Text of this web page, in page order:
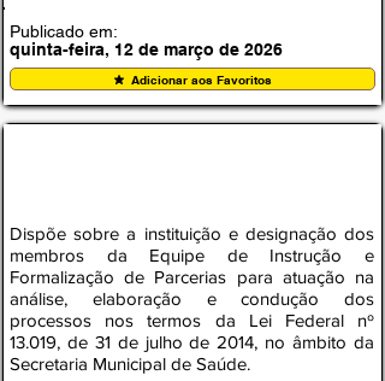
Publicado em:
quinta-feira, 12 de março de 2026
Adicionar aos Favoritos
Dispõe sobre a instituição e designação dos
membros da Equipe de Instrução e
Formalização de Parcerias para atuação na
análise, elaboração e condução dos
processos nos termos da Lei Federal nº
13.019, de 31 de julho de 2014, no âmbito da
Secretaria Municipal de Saúde.